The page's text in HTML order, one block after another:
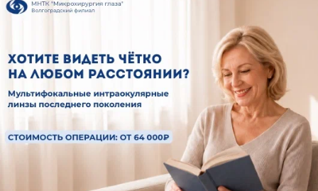
ВНИМАНИЕ! Вертикальные фото и видео не
будут размещаться в Instagram Блокнота!
Присылать можно не более 3-х файлов.
Подписывайся на партнеров конкурса:
Столовая «ЩИ-БОРЩИ» @chi_borchi34
https://www.instagram.com/chi_borchi34/
Подарок: сертификат на 500 рублей
Медиа групп М6 @budny_maman